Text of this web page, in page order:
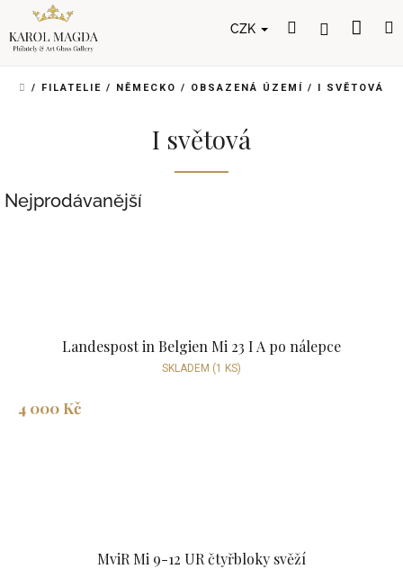
obsah
CZK HledatPřihlášení
DOMŮ
/ FILATELIE / NĚMECKO / OBSAZENÁ ÚZEMÍ / I SVĚTOVÁ
I světová
Nejprodávanější
Landespost in Belgien Mi 23 I A po nálepce
SKLADEM (1 KS)
4 000 Kč
MviR Mi 9-12 UR čtyřbloky svěží